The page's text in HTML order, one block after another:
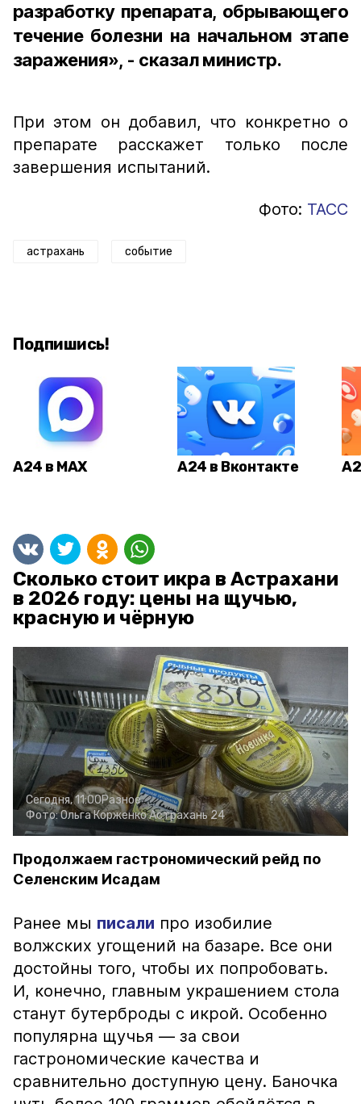
разработку препарата, обрывающего
течение болезни на начальном этапе
заражения», - сказал министр.
При этом он добавил, что конкретно о
препарате расскажет только после
завершения испытаний.
Фото: ТАСС
астрахань событие
Подпишись!
А24 в MAX А24 в Вконтакте
Сколько стоит икра в Астрахани
в 2026 году: цены на щучью,
красную и чёрную
Сегодня, 11:00Разное
Фото:Ольга КорженкоАстрахань 24
Продолжаем гастрономический рейд по
Селенским Исадам
Ранее мы писали про изобилие
волжских угощений на базаре. Все они
достойны того, чтобы их попробовать.
И, конечно, главным украшением стола
станут бутерброды с икрой. Особенно
популярна щучья — за свои
гастрономические качества и
сравнительно доступную цену. Баночка